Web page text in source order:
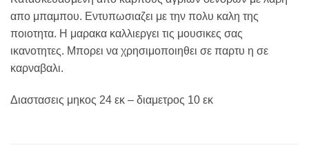
απο μπαμπου. Εντυπωσιαζει με την πολυ καλη της
ποιοτητα. Η μαρακα καλλιεργει τις μουσικες σας
ικανοτητες. Μπορει να χρησιμοποιηθει σε παρτυ η σε
καρναβαλι.
Διαστασεις μηκος 24 εκ – διαμετρος 10 εκ